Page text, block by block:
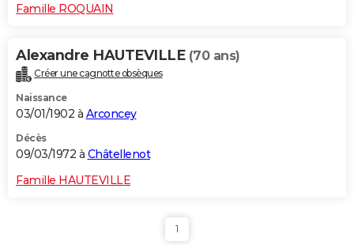
Famille ROQUAIN
Alexandre HAUTEVILLE (70 ans)
Créer une cagnotte obsèques
Naissance
03/01/1902 à Arconcey
Décès
09/03/1972 à Châtellenot
Famille HAUTEVILLE
1